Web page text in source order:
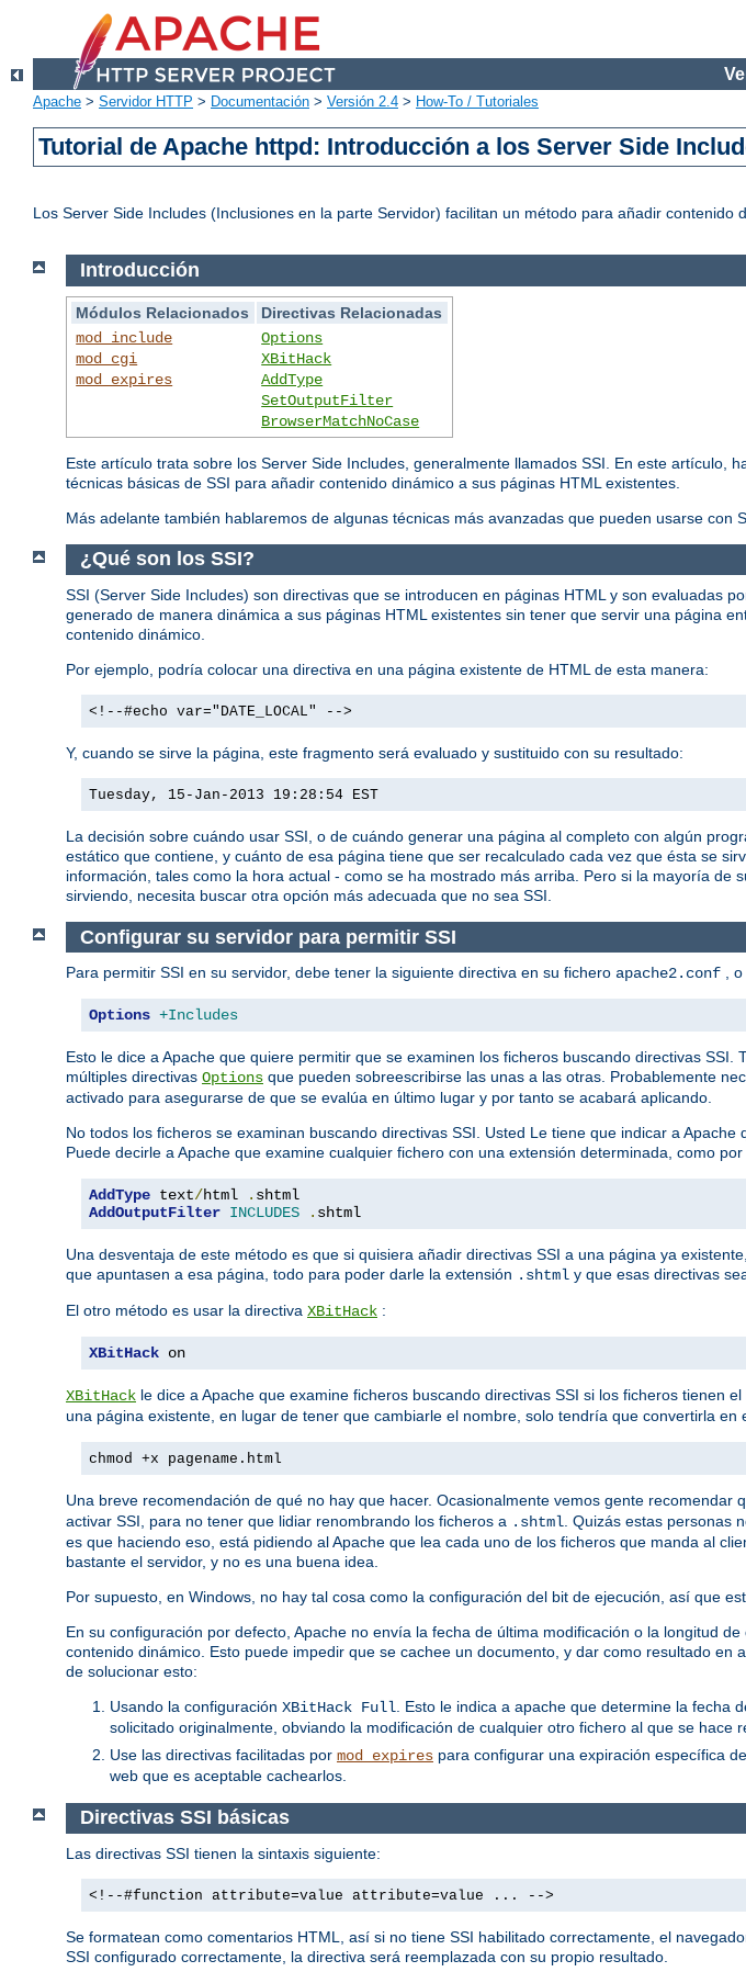
Apache > Servidor HTTP > Documentación > Versión 2.4 > How-To / Tutoriales
Tutorial de Apache httpd: Introducción a los Server Side
Los Server Side Includes (Inclusiones en la parte Servidor) facilitan un método para añadir contenido
Introducción
Módulos Relacionados
Directivas Relacionadas
mod_include
mod_cgi
mod_expires
Options
XBitHack
AddType
SetOutputFilter
BrowserMatchNoCase
Este artículo trata sobre los Server Side Includes, generalmente llamados SSI. En este artículo,
técnicas básicas de SSI para añadir contenido dinámico a sus páginas HTML existentes.
Más adelante también hablaremos de algunas técnicas más avanzadas que pueden usarse con
¿Qué son los SSI?
SSI (Server Side Includes) son directivas que se introducen en páginas HTML y son evaluadas
generado de manera dinámica a sus páginas HTML existentes sin tener que servir una página
contenido dinámico.
Por ejemplo, podría colocar una directiva en una página existente de HTML de esta manera:
<!--#echo var="DATE_LOCAL" -->
Y, cuando se sirve la página, este fragmento será evaluado y sustituido con su resultado:
Tuesday, 15-Jan-2013 19:28:54 EST
La decisión sobre cuándo usar SSI, o de cuándo generar una página al completo con algún
estático que contiene, y cuánto de esa página tiene que ser recalculado cada vez que ésta se
información, tales como la hora actual - como se ha mostrado más arriba. Pero si la mayoría de
sirviendo, necesita buscar otra opción más adecuada que no sea SSI.
Configurar su servidor para permitir SSI
Para permitir SSI en su servidor, debe tener la siguiente directiva en su fichero apache2.conf ,
Options +Includes
Esto le dice a Apache que quiere permitir que se examinen los ficheros buscando directivas
múltiples directivas Options que pueden sobreescribirse las unas a las otras. Probablemente
activado para asegurarse de que se evalúa en último lugar y por tanto se acabará aplicando.
No todos los ficheros se examinan buscando directivas SSI. Usted Le tiene que indicar a
Puede decirle a Apache que examine cualquier fichero con una extensión determinada, como
AddType text/html .
AddOutputFilter INCLUDES . shtml
Una desventaja de este método es que si quisiera añadir directivas SSI a una página ya
que apuntasen a esa página, todo para poder darle la extensión .shtml y que esas directivas
El otro método es usar la directiva XBitHack :
XBitHack on
XBitHack le dice a Apache que examine ficheros buscando directivas SSI si los ficheros tienen
una página existente, en lugar de tener que cambiarle el nombre, solo tendría que convertirla en
chmod +x pagename.html
Una breve recomendación de qué no hay que hacer. Ocasionalmente vemos gente recomendar
activar SSI, para no tener que lidiar renombrando los ficheros a .shtml. Quizás estas personas
es que haciendo eso, está pidiendo al Apache que lea cada uno de los ficheros que manda al
bastante el servidor, y no es una buena idea.
Por supuesto, en Windows, no hay tal cosa como la configuración del bit de ejecución, así que
En su configuración por defecto, Apache no envía la fecha de última modificación o la longitud
contenido dinámico. Esto puede impedir que se cachee un documento, y dar como resultado
de solucionar esto:
Usando la configuración XBitHack Full. Esto le indica a apache que determine la fecha
solicitado originalmente, obviando la modificación de cualquier otro fichero al que se hace
Use las directivas facilitadas por mod_expires para configurar una expiración específica
web que es aceptable cachearlos.
Directivas SSI básicas
Las directivas SSI tienen la sintaxis siguiente:
<!--#function attribute=value attribute=value ... -->
Se formatean como comentarios HTML, así si no tiene SSI habilitado correctamente, el
SSI configurado correctamente, la directiva será reemplazada con su propio resultado.